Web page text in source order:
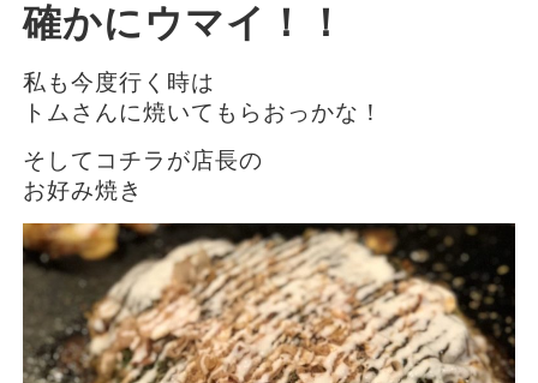
確かにウマイ！！
私も今度行く時は
トムさんに焼いてもらおっかな！
そしてコチラが店長の
お好み焼き